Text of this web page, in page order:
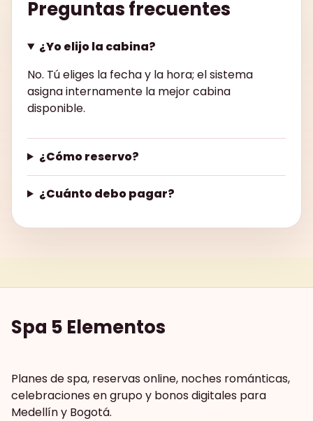
Preguntas frecuentes
¿Yo elijo la cabina?
No. Tú eliges la fecha y la hora; el sistema
asigna internamente la mejor cabina
disponible.
¿Cómo reservo?
¿Cuánto debo pagar?
Spa 5 Elementos
Planes de spa, reservas online, noches románticas,
celebraciones en grupo y bonos digitales para
Medellín y Bogotá.